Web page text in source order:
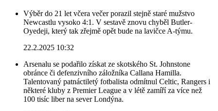
Výběr do 21 let včera večer porazil stejně staré mužstvo
Newcastlu vysoko 4:1. V sestavě znovu chyběl Butler-
Oyedeji, který tak zřejmě opět bude na lavičce A-týmu.
22.2.2025 10:32
Arsenalu se podařilo získat ze skotského St. Johnstone
obránce či defenzivního záložníka Callana Hamilla.
Talentovaný patnáctiletý fotbalista odmítnul Celtic, Rangers i
některé kluby z Premier League a v létě zamíří za více než
100 tisíc liber na sever Londýna.